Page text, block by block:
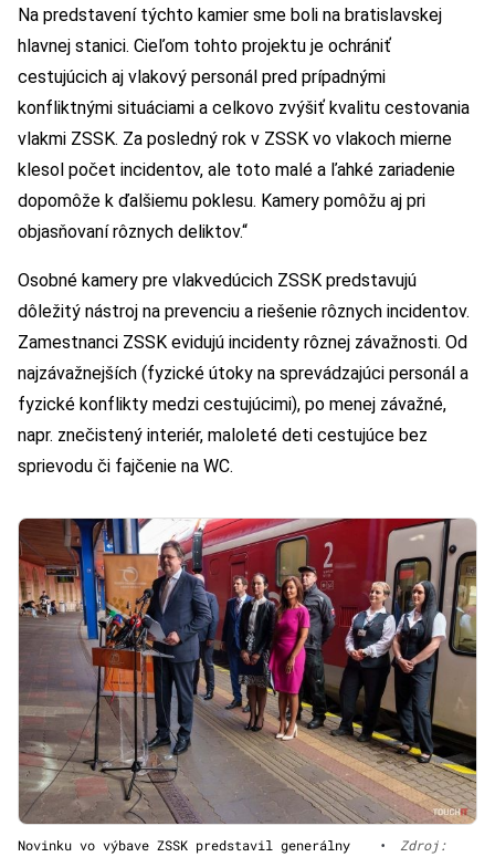
Na predstavení týchto kamier sme boli na bratislavskej
hlavnej stanici. Cieľom tohto projektu je ochrániť
cestujúcich aj vlakový personál pred prípadnými
konfliktnými situáciami a celkovo zvýšiť kvalitu cestovania
vlakmi ZSSK. Za posledný rok v ZSSK vo vlakoch mierne
klesol počet incidentov, ale toto malé a ľahké zariadenie
dopomôže k ďalšiemu poklesu. Kamery pomôžu aj pri
objasňovaní rôznych deliktov.“
Osobné kamery pre vlakvedúcich ZSSK predstavujú
dôležitý nástroj na prevenciu a riešenie rôznych incidentov.
Zamestnanci ZSSK evidujú incidenty rôznej závažnosti. Od
najzávažnejších (fyzické útoky na sprevádzajúci personál a
fyzické konflikty medzi cestujúcimi), po menej závažné,
napr. znečistený interiér, maloleté deti cestujúce bez
sprievodu či fajčenie na WC.
Novinku vo výbave ZSSK predstavil generálny
•
Zdroj: